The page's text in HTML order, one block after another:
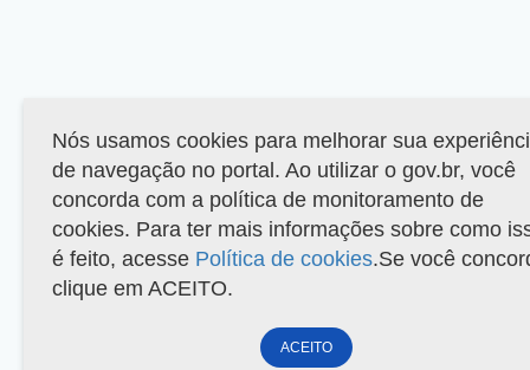
Nós usamos cookies para melhorar sua
de navegação no portal. Ao utilizar o gov.br, você
concorda com a política de monitoramento de
cookies. Para ter mais informações sobre como
é feito, acesse Política de cookies.Se você
clique em ACEITO.
ACEITO